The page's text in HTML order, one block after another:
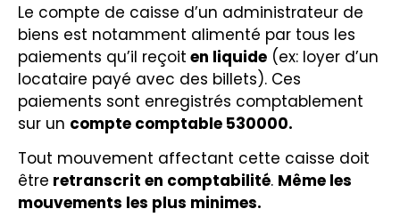
Le compte de caisse d’un administrateur de
biens est notamment alimenté par tous les
paiements qu’il reçoit en liquide (ex: loyer d’un
locataire payé avec des billets). Ces
paiements sont enregistrés comptablement
sur un compte comptable 530000.
Tout mouvement affectant cette caisse doit
être retranscrit en comptabilité. Même les
mouvements les plus minimes.